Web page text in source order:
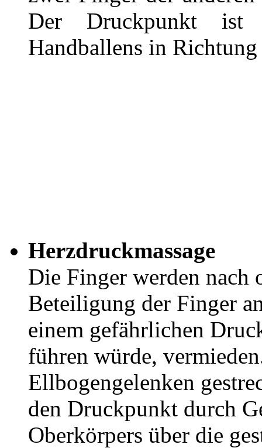
Der Druckpunkt ist
Handballens in
Herzdruckmassage
Die Finger werden nach
Beteiligung der Finger
einem gefährlichen
führen würde,
Ellbogengelenken
den Druckpunkt durch
Oberkörpers über die